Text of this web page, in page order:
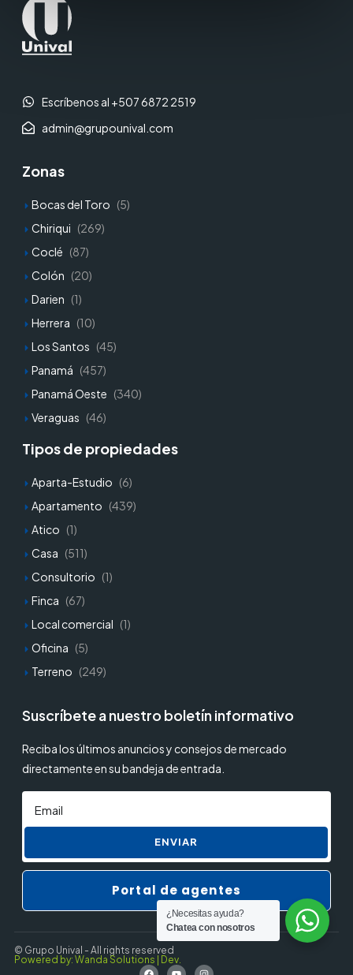
Escríbenos al +507 6872 2519
admin@grupounival.com
Zonas
Bocas del Toro (5)
Chiriqui (269)
Coclé (87)
Colón (20)
Darien (1)
Herrera (10)
Los Santos (45)
Panamá (457)
Panamá Oeste (340)
Veraguas (46)
Tipos de propiedades
Aparta-Estudio (6)
Apartamento (439)
Atico (1)
Casa (511)
Consultorio (1)
Finca (67)
Local comercial (1)
Oficina (5)
Terreno (249)
Suscríbete a nuestro boletín informativo
Reciba los últimos anuncios y consejos de mercado
directamente en su bandeja de entrada.
ENVIAR
Portal de agentes
© Grupo Unival - All rights reserved
Powered by: Wanda Solutions | Dev.
¿Necesitas ayuda?
Chatea con nosotros